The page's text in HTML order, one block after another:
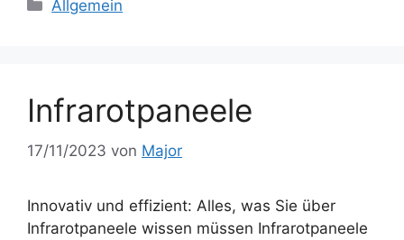
Allgemein
Infrarotpaneele
17/11/2023 von Major
Innovativ und effizient: Alles, was Sie über
Infrarotpaneele wissen müssen Infrarotpaneele